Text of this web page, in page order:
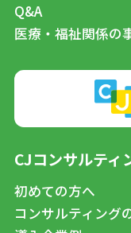
Q&A
医療・福祉関係の
CJコンサルティ
初めての方へ
コンサルティング